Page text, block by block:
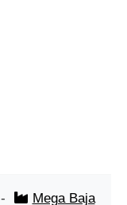
- Mega Baja